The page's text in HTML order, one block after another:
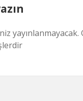
yayınlanmayacak.